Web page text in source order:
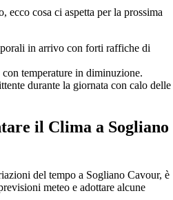
ecco cosa ci aspetta per la prossima
in arrivo con forti raffiche di
temperature in diminuzione.
durante la giornata con calo delle
il Clima a Sogliano
del tempo a Sogliano Cavour, è
meteo e adottare alcune